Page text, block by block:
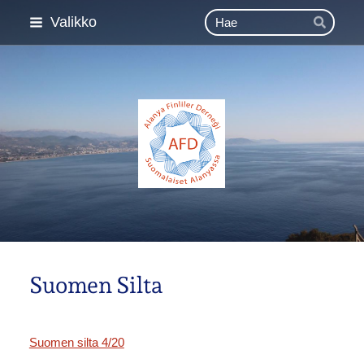
Siirry
Valikko
Haku
Hae
Esimerkki ry
Suomen Silta
Suomen silta 4/20